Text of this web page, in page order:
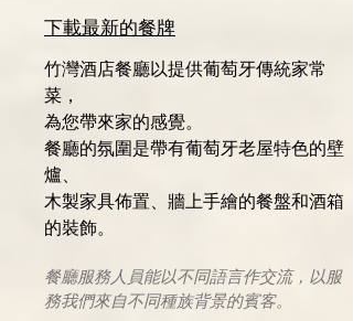
​​下載最新的餐牌
竹灣酒店餐廳以提供葡萄牙傳統家常
菜，
為您帶來家的感覺。
餐廳的氛圍是帶有葡萄牙老屋特色的壁
爐、
木製家具佈置、牆上手繪的餐盤和酒箱
的裝飾。
餐廳服務人員能以不同語言作交流，​以服
務我們來自不同種族背景的賓客。